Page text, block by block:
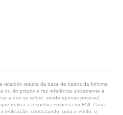
relatório resulta da base de dados da Informa
ou do próprio e faz referência unicamente à
a que se refere, sendo apenas possível
realiza a respetiva empresa ou ENI. Caso
retificação, contactando, para o efeito, o